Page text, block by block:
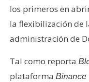
i
s
N
los primeros en
la flexibilización de
administración de
Tal como reporta
plataforma Binance